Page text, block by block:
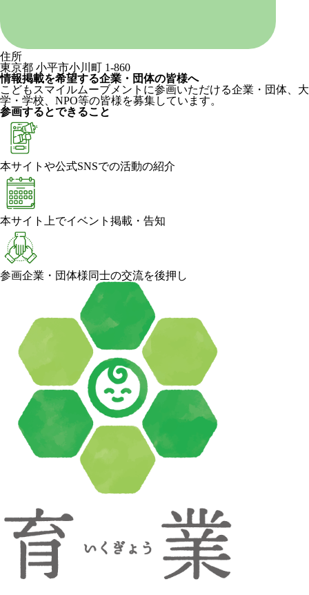
住所
東京都 小平市小川町 1-860
情報掲載を希望する企業・団体の皆様へ
こどもスマイルムーブメントに参画いただける企業・団体、大
学・学校、NPO等の皆様を募集しています。
参画するとできること
本サイトや公式SNSでの活動の紹介
本サイト上でイベント掲載・告知
参画企業・団体様同士の交流を後押し